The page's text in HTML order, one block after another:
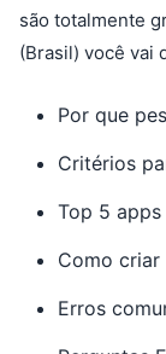
são totalmente
(Brasil) você vai
Por que
Critérios
Top 5
Como
Erros